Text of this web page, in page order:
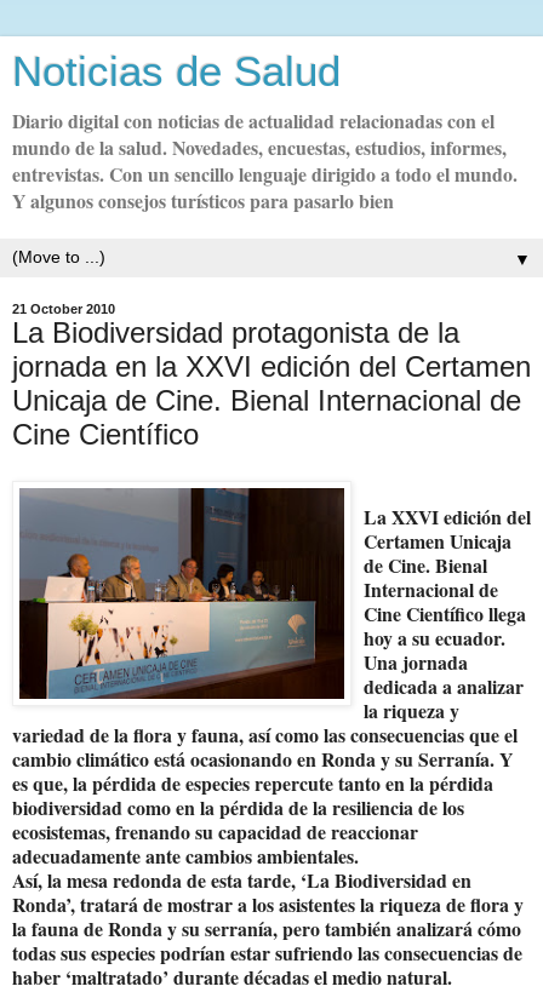
Noticias de Salud
Diario digital con noticias de actualidad relacionadas con el
mundo de la salud. Novedades, encuestas, estudios, informes,
entrevistas. Con un sencillo lenguaje dirigido a todo el mundo.
Y algunos consejos turísticos para pasarlo bien
▼
21 October 2010
La Biodiversidad protagonista de la
jornada en la XXVI edición del Certamen
Unicaja de Cine. Bienal Internacional de
Cine Científico
La XXVI edición del
Certamen Unicaja
de Cine. Bienal
Internacional de
Cine Científico llega
hoy a su ecuador.
Una jornada
dedicada a analizar
la riqueza y
variedad de la flora y fauna, así como las consecuencias que el
cambio climático está ocasionando en Ronda y su Serranía. Y
es que, la pérdida de especies repercute tanto en la pérdida
biodiversidad como en la pérdida de la resiliencia de los
ecosistemas, frenando su capacidad de reaccionar
adecuadamente ante cambios ambientales.
Así, la mesa redonda de esta tarde, ‘La Biodiversidad en
Ronda’, tratará de mostrar a los asistentes la riqueza de flora y
la fauna de Ronda y su serranía, pero también analizará cómo
todas sus especies podrían estar sufriendo las consecuencias de
haber ‘maltratado’ durante décadas el medio natural.